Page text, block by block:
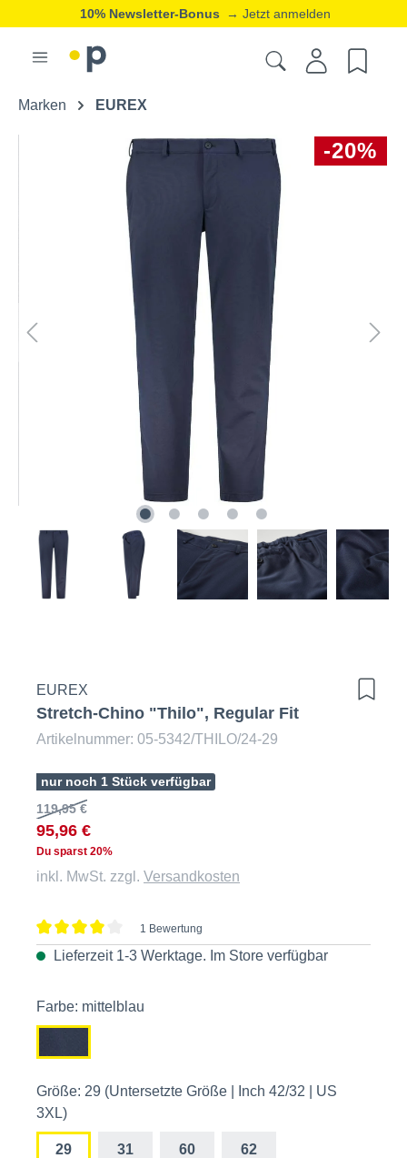
10% Newsletter-Bonus → Jetzt anmelden
Marken EUREX
-20%
EUREX
Stretch-Chino "Thilo", Regular Fit
Artikelnummer: 05-5342/THILO/24-29
nur noch 1 Stück verfügbar
119,95 €
95,96 €
Du sparst 20%
inkl. MwSt. zzgl. Versandkosten
Durchschnittliche Bewertung von 4 von 5 Sternen
1 Bewertung
Lieferzeit 1-3 Werktage. Im Store verfügbar
Farbe: mittelblau
Größe: 29 (Untersetzte Größe | Inch 42/32 | US
3XL)
29 31 60 62